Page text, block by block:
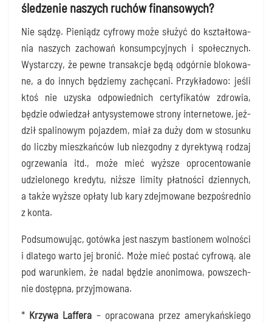
śledzenie naszych ruchów finansowych?
Nie sądzę. Pie­niądz cyfro­wy może słu­żyć do kształ­to­wa­
nia naszych zacho­wań kon­sump­cyj­nych i spo­łecz­nych.
Wystar­czy, że pew­ne trans­ak­cje będą odgór­nie blo­ko­wa­
ne, a do innych będzie­my zachę­ca­ni. Przy­kła­do­wo: jeśli
ktoś nie uzy­ska odpo­wied­nich cer­ty­fi­ka­tów zdro­wia,
będzie odwie­dzał anty­sys­te­mo­we stro­ny inter­ne­to­we, jeź­
dził spa­li­no­wym pojaz­dem, miał za duży dom w sto­sun­ku
do licz­by miesz­kań­ców lub nie­zgod­ny z dyrek­ty­wą rodzaj
ogrze­wa­nia itd., może mieć wyż­sze opro­cen­to­wa­nie
udzie­lo­ne­go kre­dy­tu, niż­sze limi­ty płat­no­ści dzien­nych,
a tak­że wyż­sze opła­ty lub kary zdej­mo­wa­ne bez­po­śred­nio
z konta.
Pod­su­mo­wu­jąc, gotów­ka jest naszym bastio­nem wol­no­ści
i dla­te­go war­to jej bro­nić. Może mieć postać cyfro­wą, ale
pod warun­kiem, że nadal będzie ano­ni­mo­wa, powszech­
nie dostęp­na, przyjmowana.
* Krzy­wa Laf­fe­ra – opra­co­wa­na przez ame­ry­kań­skie­go